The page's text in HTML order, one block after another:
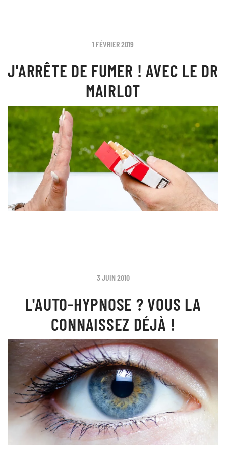
1 FÉVRIER 2019
J'ARRÊTE DE FUMER ! AVEC LE DR
MAIRLOT
3 JUIN 2010
L'AUTO-HYPNOSE ? VOUS LA
CONNAISSEZ DÉJÀ !